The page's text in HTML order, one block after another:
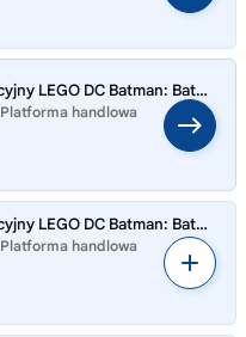
Zestaw konstrukcyjny LEGO DC Batman: Batmobil z filmu Batman 76332
Platforma handlowa
Zestaw konstrukcyjny LEGO DC Batman: Batmobil z filmu Batman 76332
Platforma handlowa